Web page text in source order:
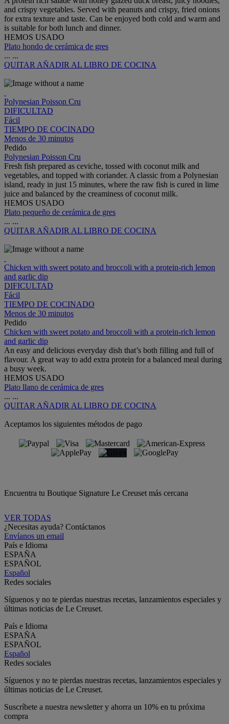
and crispy vegetables. Served with peanuts and crispy, fried onions
for extra texture and taste. Can be enjoyed both cold and warm and
is suitable for both lunch and dinner.
HEMOS USADO
Plato hondo de cerámica de gres
... ...
QUITAR AÑADIR AL LIBRO DE COCINA
Polynesian Poisson Cru
DIFICULTAD
Fácil
TIEMPO DE COCINADO
Menos de 30 minutos
Pedido
Polynesian Poisson Cru
Fresh fish prepared as ceviche, tossed with coconut milk and
vegetables, and topped with coriander. A classic from a Polynesian
island, ready in just 15 minutes, where the raw fish is cured in lime
juice and balanced by the creaminess of coconut milk.
HEMOS USADO
Plato pequeño de cerámica de gres
... ...
QUITAR AÑADIR AL LIBRO DE COCINA
Chicken with sweet potato and broccoli with a protein-rich lemon
and garlic dip
DIFICULTAD
Fácil
TIEMPO DE COCINADO
Menos de 30 minutos
Pedido
Chicken with sweet potato and broccoli with a protein-rich lemon
and garlic dip
An easy and delicious everyday dish that’s both filling and full of
flavour. A great way to add extra protein for a balanced meal during
a busy week.
HEMOS USADO
Plato llano de cerámica de gres
... ...
QUITAR AÑADIR AL LIBRO DE COCINA
Aceptamos los siguientes métodos de pago
Encuentra tu Boutique Signature Le Creuset más cercana
VER TODAS
¿Necesitas ayuda? Contáctanos
Envíanos un email
País e Idioma
ESPAÑA
ESPAÑOL
Español
Redes sociales
Síguenos y no te pierdas nuestras recetas, lanzamientos especiales y
últimas noticias de Le Creuset.
País e Idioma
ESPAÑA
ESPAÑOL
Español
Redes sociales
Síguenos y no te pierdas nuestras recetas, lanzamientos especiales y
últimas noticias de Le Creuset.
Suscríbete a nuestra newsletter y ahorra un 10% en tu próxima
compra